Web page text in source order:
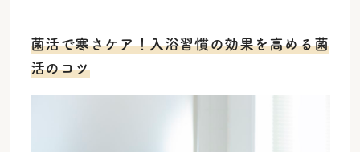
菌活で寒さケア！入浴習慣の効果を高める菌
活のコツ